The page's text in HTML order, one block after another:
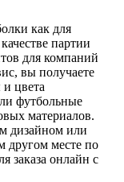
как для
партии
для компаний
вы получаете
цвета
футбольные
материалов.
дизайном или
другом месте по
заказа онлайн с